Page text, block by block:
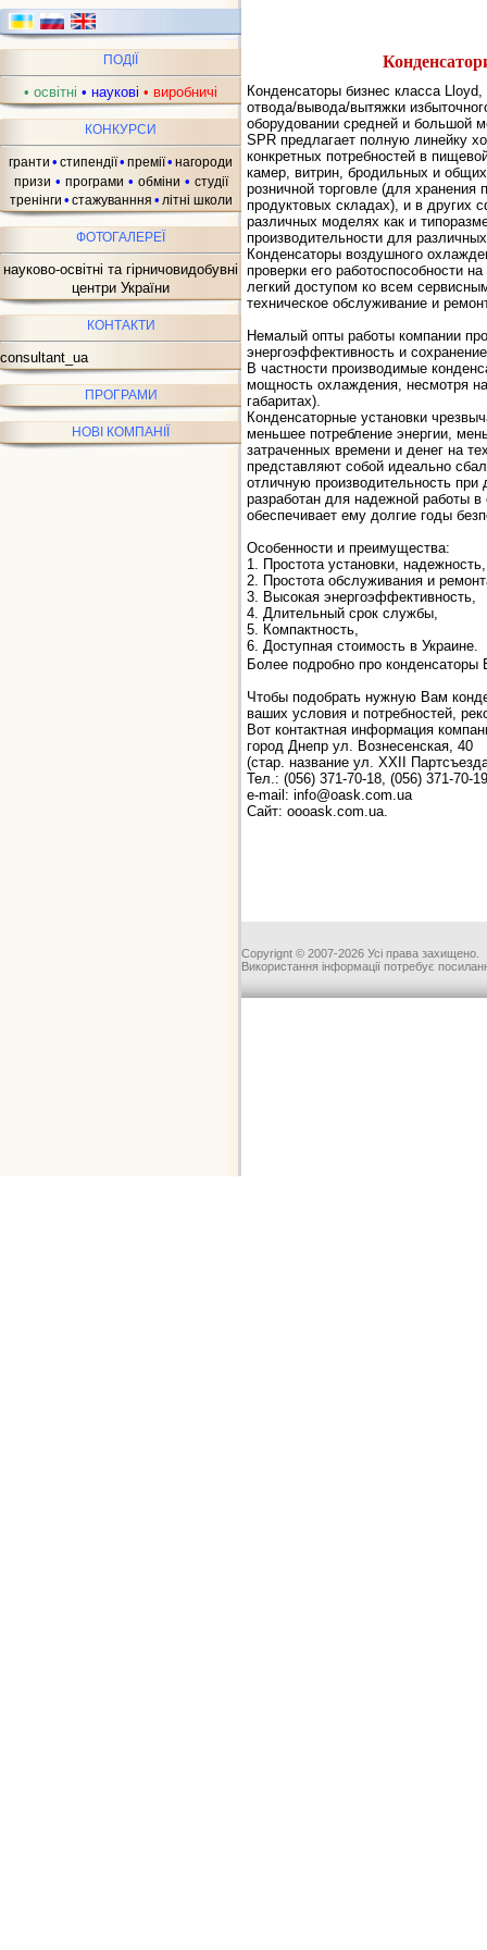
ПОДІЇ
• освітні • наукові • виробничі
КОНКУРСИ
гранти • стипендії• премії• нагороди
призи • програми • обміни • студії
тренінги • стажуванння • літні школи
ФОТОГАЛЕРЕЇ
науково-освітні та гірничовидобувні
центри України
КОНТАКТИ
consultant_ua
ПРОГРАМИ
НОВІ КОМПАНІЇ
Конденсаторы бизнес класса
отвода/вывода/вытяжки
оборудовании средней и большой
SPR предлагает полную линейку
конкретных потребностей в
камер, витрин, бродильных и
розничной торговле (для хранения
продуктовых складах), и в других
различных моделях как и
производительности для
Конденсаторы воздушного
проверки его работоспособности
легкий доступом ко всем
техническое обслуживание и
Немалый опты работы компании
энергоэффективность и
В частности производимые
мощность охлаждения, несмотря
габаритах).
Конденсаторные установки
меньшее потребление энергии,
затраченных времени и денег на
представляют собой идеально
отличную производительность
разработан для надежной работы
обеспечивает ему долгие годы
Особенности и преимущества:
1. Простота установки, надежность,
2. Простота обслуживания и
3. Высокая энергоэффективность,
4. Длительный срок службы,
5. Компактность,
6. Доступная стоимость в Украине.
Более подробно про
Чтобы подобрать нужную Вам
ваших условия и потребностей,
Вот контактная информация
город Днепр ул. Вознесенская, 40
(стар. название ул. XXII
Тел.: (056) 371-70-18, (056) 371-70-19
e-mail: info@oask.com.ua
Сайт: oooask.com.ua.
Copyrignt © 2007-2026 Усі права захищено.
Використання інформації потребує